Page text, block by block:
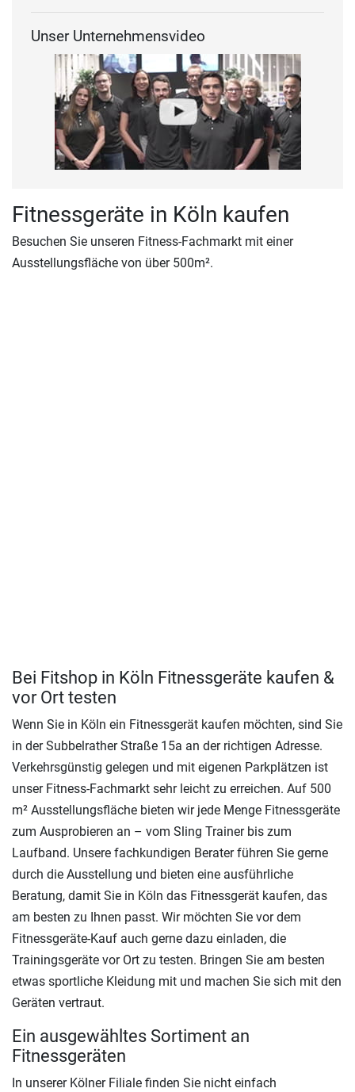
Unser Unternehmensvideo
Fitnessgeräte in Köln kaufen
Besuchen Sie unseren Fitness-Fachmarkt mit einer
Ausstellungsfläche von über 500m².
Bei Fitshop in Köln Fitnessgeräte kaufen &
vor Ort testen
Wenn Sie in Köln ein Fitnessgerät kaufen möchten, sind Sie
in der Subbelrather Straße 15a an der richtigen Adresse.
Verkehrsgünstig gelegen und mit eigenen Parkplätzen ist
unser Fitness-Fachmarkt sehr leicht zu erreichen. Auf 500
m² Ausstellungsfläche bieten wir jede Menge Fitnessgeräte
zum Ausprobieren an – vom Sling Trainer bis zum
Laufband. Unsere fachkundigen Berater führen Sie gerne
durch die Ausstellung und bieten eine ausführliche
Beratung, damit Sie in Köln das Fitnessgerät kaufen, das
am besten zu Ihnen passt. Wir möchten Sie vor dem
Fitnessgeräte-Kauf auch gerne dazu einladen, die
Trainingsgeräte vor Ort zu testen. Bringen Sie am besten
etwas sportliche Kleidung mit und machen Sie sich mit den
Geräten vertraut.
Ein ausgewähltes Sortiment an
Fitnessgeräten
In unserer Kölner Filiale finden Sie nicht einfach